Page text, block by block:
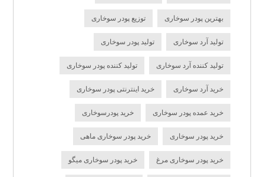
بهترین پودر سوخاری توزیع پودر سوخاری
تولید آرد سوخاری تولید پودر سوخاری
تولید کننده آرد سوخاری تولید کننده پودر سوخاری
خرید آرد سوخاری خرید اینترنتی پودر سوخاری
خرید عمده پودر سوخاری خرید پودرسوخاری
خرید پودر سوخاری خرید پودر سوخاری ماهی
خرید پودر سوخاری مرغ خرید پودر سوخاری میگو